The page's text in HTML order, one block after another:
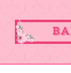
Skip
to
content